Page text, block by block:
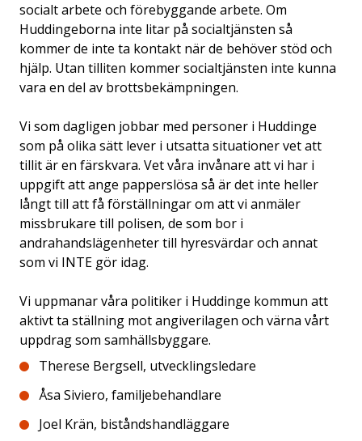
socialt arbete och förebyggande arbete. Om
Huddingeborna inte litar på socialtjänsten så
kommer de inte ta kontakt när de behöver stöd och
hjälp. Utan tilliten kommer socialtjänsten inte kunna
vara en del av brottsbekämpningen.
Vi som dagligen jobbar med personer i Huddinge
som på olika sätt lever i utsatta situationer vet att
tillit är en färskvara. Vet våra invånare att vi har i
uppgift att ange papperslösa så är det inte heller
långt till att få förställningar om att vi anmäler
missbrukare till polisen, de som bor i
andrahandslägenheter till hyresvärdar och annat
som vi INTE gör idag.
Vi uppmanar våra politiker i Huddinge kommun att
aktivt ta ställning mot angiverilagen och värna vårt
uppdrag som samhällsbyggare.
Therese Bergsell, utvecklingsledare
Åsa Siviero, familjebehandlare
Joel Krän, biståndshandläggare